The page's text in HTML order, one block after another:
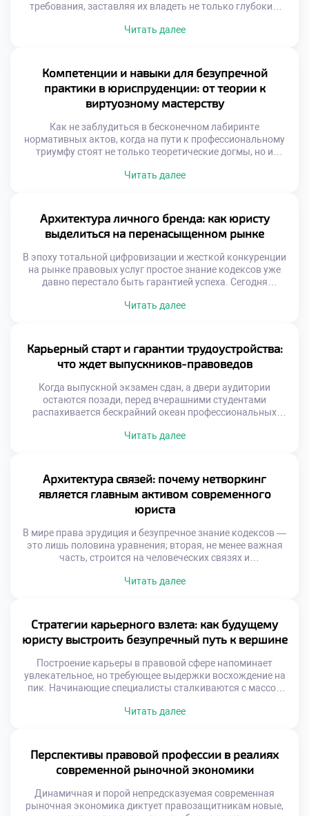
требования, заставляя их владеть не только глубоким
компетенций для навигации в стремительно меняющейся
имеют теоретический фундамент, прикладная практика,
критический анализ и внедрение инноваций. Именно
поэтому качественное […]
Читать далее
Компетенции и навыки для безупречной
практики в юриспруденции: от теории к
виртуозному мастерству
Как не заблудиться в бесконечном лабиринте
нормативных актов, когда на пути к профессиональному
триумфу стоят не только теоретические догмы, но и
себе идеального правоведа: он виртуозно ориентируется
аналитическим даром предвидеть последствия любого
своего действия. Именно поэтому качественное обучение
[…]
Читать далее
Архитектура личного бренда: как юристу
выделиться на перенасыщенном рынке
В эпоху тотальной цифровизации и жесткой конкуренции
на рынке правовых услуг простое знание кодексов уже
давно перестало быть гарантией успеха. Сегодня
создатель собственной уникальной идентичности,
становится тем самым надежным фундаментом, с
которого начинается построение сильного […]
Читать далее
Карьерный старт и гарантии трудоустройства:
что ждет выпускников-правоведов
Когда выпускной экзамен сдан, а двери аудитории
остаются позади, перед вчерашними студентами
распахивается бескрайний океан профессиональных
легкая тревога: как найти свое место в сложной правовой
план выходят реальные гарантии трудоустройства, ведь
качественное обучение в […]
Читать далее
Архитектура связей: почему нетворкинг
является главным активом современного
юриста
В мире права эрудиция и безупречное знание кодексов —
это лишь половина уравнения; вторая, не менее важная
часть, строится на человеческих связях и
это не статичный список контактов в смартфоне, а
Именно поэтому качественное обучение в московском
техникуме закладывает первые […]
Читать далее
Стратегии карьерного взлета: как будущему
юристу выстроить безупречный путь к вершине
Построение карьеры в правовой сфере напоминает
увлекательное, но требующее выдержки восхождение на
пик. Начинающие специалисты сталкиваются с массой
выстраивания надежной сети профессиональных
фундаментом, который позволяет студентам не просто
усваивать теорию, а с первых курсов закладывать
алгоритмы своего […]
Читать далее
Перспективы правовой профессии в реалиях
современной рыночной экономики
Динамичная и порой непредсказуемая современная
рыночная экономика диктует правозащитникам новые,